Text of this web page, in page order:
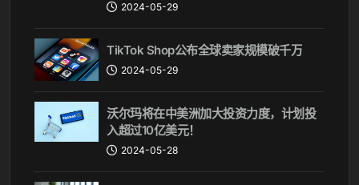
2024-05-29
TikTok Shop公布全球卖家规模破千万
2024-05-29
沃尔玛将在中美洲加大投资力度，计划投
入超过10亿美元！
2024-05-28